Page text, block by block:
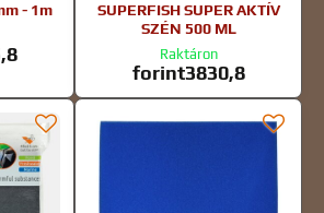
- 1m
SUPERFISH SUPER AKTÍV
SZÉN 500 ML
Raktáron
forint3830,8